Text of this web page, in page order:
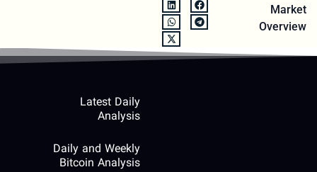
Market
Overview
Latest Daily
Analysis
Daily and Weekly
Bitcoin Analysis